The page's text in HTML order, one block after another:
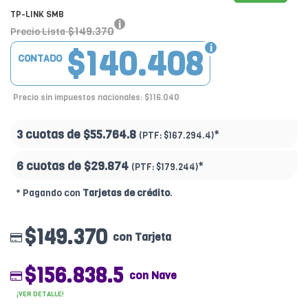
TP-LINK SMB
Precio Lista $149.370
$140.408
CONTADO
Precio sin impuestos nacionales: $116.040
3 cuotas de $55.764.8 (PTF: $167.294.4)*
6 cuotas de $29.874 (PTF: $179.244)*
* Pagando con Tarjetas de crédito.
$149.370 con Tarjeta
$156.838.5 con Nave
¡VER DETALLE!